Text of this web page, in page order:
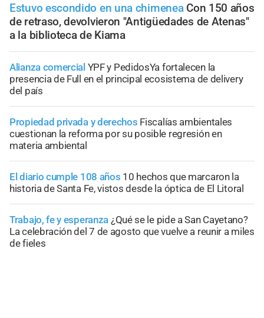
Estuvo escondido en una chimenea Con 150 años
de retraso, devolvieron "Antigüedades de Atenas"
a la biblioteca de Kiama
Alianza comercial YPF y PedidosYa fortalecen la
presencia de Full en el principal ecosistema de delivery
del país
Propiedad privada y derechos Fiscalías ambientales
cuestionan la reforma por su posible regresión en
materia ambiental
El diario cumple 108 años 10 hechos que marcaron la
historia de Santa Fe, vistos desde la óptica de El Litoral
Trabajo, fe y esperanza ¿Qué se le pide a San Cayetano?
La celebración del 7 de agosto que vuelve a reunir a miles
de fieles